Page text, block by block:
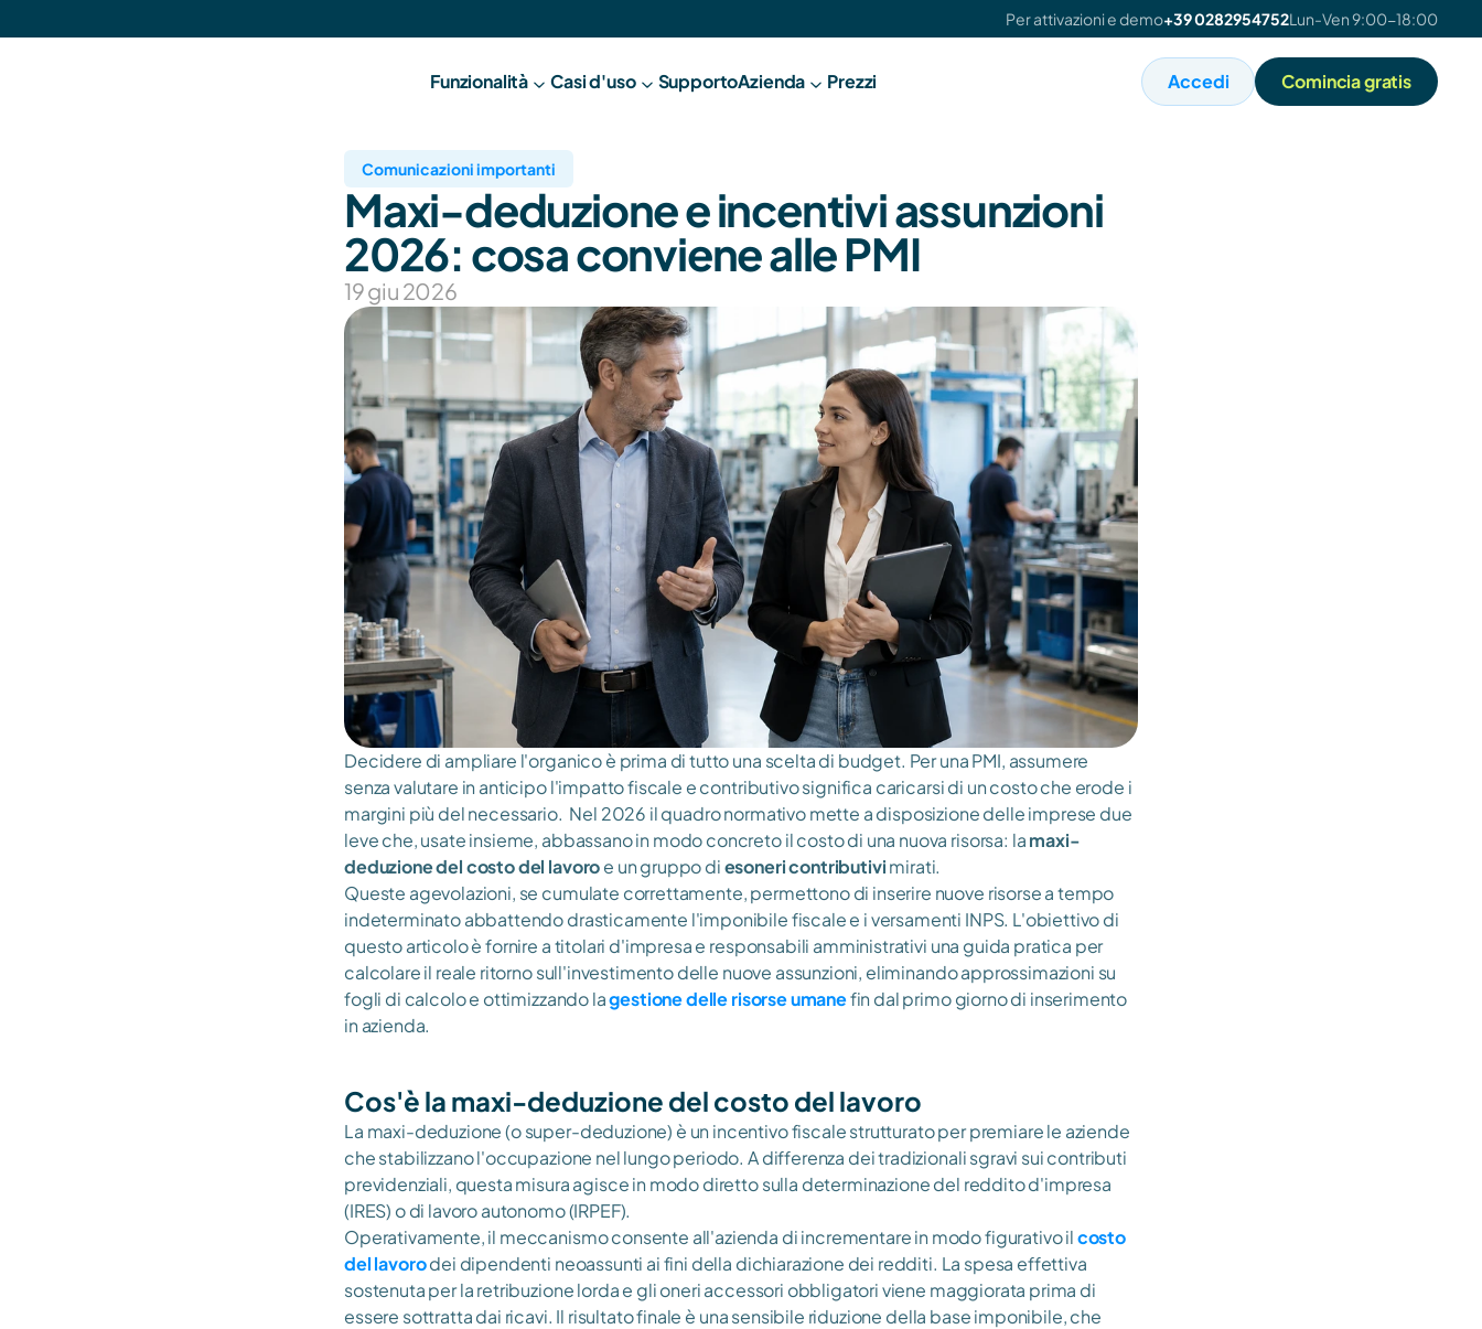
Per attivazioni e demo+39 0282954752Lun-Ven 9:00-18:00
Funzionalità Casi d'uso SupportoAzienda Prezzi Accedi Comincia gratis
Comunicazioni importanti
Maxi-deduzione e incentivi assunzioni
2026: cosa conviene alle PMI
19 giu 2026
Decidere di ampliare l'organico è prima di tutto una scelta di budget. Per una PMI, assumere
senza valutare in anticipo l'impatto fiscale e contributivo significa caricarsi di un costo che erode i
margini più del necessario.  Nel 2026 il quadro normativo mette a disposizione delle imprese due
leve che, usate insieme, abbassano in modo concreto il costo di una nuova risorsa: la maxi-
deduzione del costo del lavoro e un gruppo di esoneri contributivi mirati.
Queste agevolazioni, se cumulate correttamente, permettono di inserire nuove risorse a tempo
indeterminato abbattendo drasticamente l'imponibile fiscale e i versamenti INPS. L'obiettivo di
questo articolo è fornire a titolari d'impresa e responsabili amministrativi una guida pratica per
calcolare il reale ritorno sull'investimento delle nuove assunzioni, eliminando approssimazioni su
fogli di calcolo e ottimizzando lagestione delle risorse umane fin dal primo giorno di inserimento
in azienda.
Cos'è la maxi-deduzione del costo del lavoro
La maxi-deduzione (o super-deduzione) è un incentivo fiscale strutturato per premiare le aziende
che stabilizzano l'occupazione nel lungo periodo. A differenza dei tradizionali sgravi sui contributi
previdenziali, questa misura agisce in modo diretto sulla determinazione del reddito d'impresa
(IRES) o di lavoro autonomo (IRPEF).
Operativamente, il meccanismo consente all'azienda di incrementare in modo figurativo il costo
del lavoro dei dipendenti neoassunti ai fini della dichiarazione dei redditi. La spesa effettiva
sostenuta per la retribuzione lorda e gli oneri accessori obbligatori viene maggiorata prima di
essere sottratta dai ricavi. Il risultato finale è una sensibile riduzione della base imponibile, che